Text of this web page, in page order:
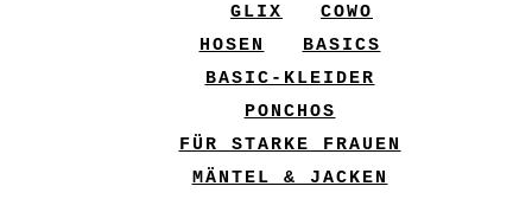
GLIX
COWO
HOSEN
BASICS
BASIC-KLEIDER
PONCHOS
FÜR STARKE FRAUEN
MÄNTEL & JACKEN